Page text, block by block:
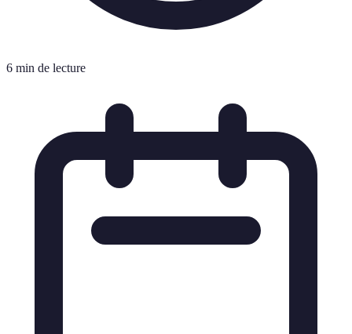
6 min de lecture